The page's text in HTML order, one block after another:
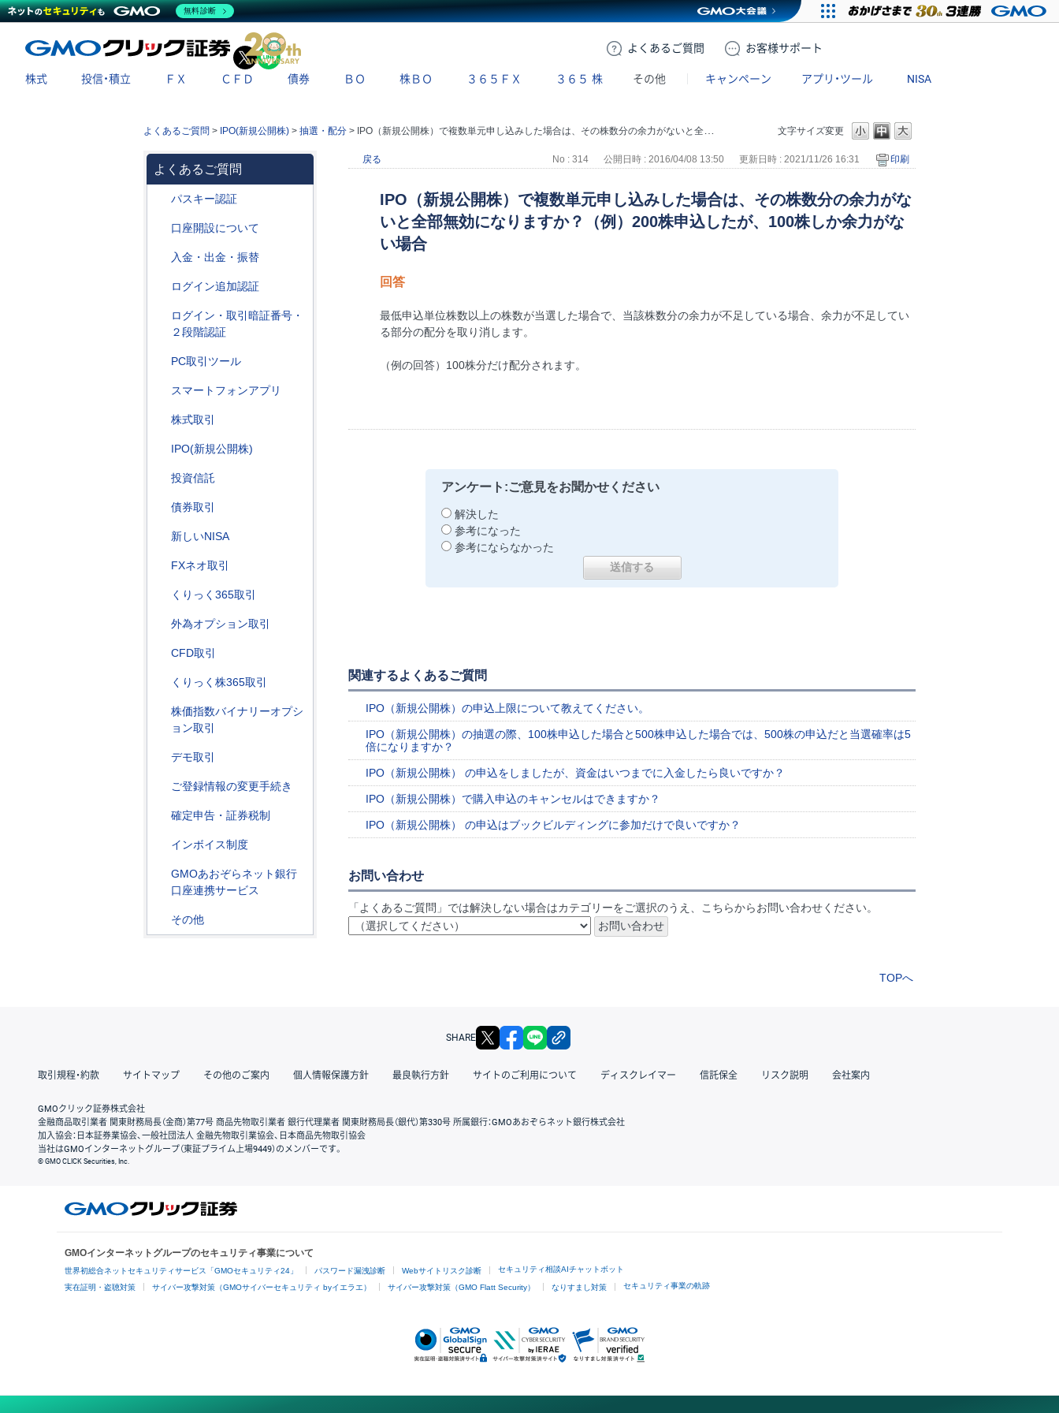
よくある ご質問 お客様サポート
X
株式 投信・積立 ＦＸ ＣＦＤ 債券 ＢＯ 株ＢＯ ３６５ＦＸ ３６５ 株 その他 キャンペーン アプリ・ツール NISA
文字サイズ変更
よくあるご質問 > IPO(新規公開株) > 抽選・配分 > IPO（新規公開株）で複数単元申し込みした場合は、その株数分の余力がないと全部無効になりますか？（例）200株申込したが、100株しか余力がない場合
よくあるご質問
パスキー認証
口座開設について
入金・出金・振替
ログイン追加認証
ログイン・取引暗証番号・
２段階認証
PC取引ツール
スマートフォンアプリ
株式取引
IPO(新規公開株)
投資信託
債券取引
新しいNISA
FXネオ取引
くりっく365取引
外為オプション取引
CFD取引
くりっく株365取引
株価指数バイナリーオプシ
ョン取引
デモ取引
ご登録情報の変更手続き
確定申告・証券税制
インボイス制度
GMOあおぞらネット銀行
口座連携サービス
その他
戻る No : 314 公開日時 : 2016/04/08 13:50 更新日時 : 2021/11/26 16:31 印刷
IPO（新規公開株）で複数単元申し込みした場合は、その株数分の余力がな
いと全部無効になりますか？（例）200株申込したが、100株しか余力がな
い場合
回答
最低申込単位株数以上の株数が当選した場合で、当該株数分の余力が不足している場合、余力が不足してい
る部分の配分を取り消します。
（例の回答）100株分だけ配分されます。
アンケート:ご意見をお聞かせください
解決した
参考になった
参考にならなかった
関連するよくあるご質問
IPO（新規公開株）の申込上限について教えてください。
IPO（新規公開株）の抽選の際、100株申込した場合と500株申込した場合では、500株の申込だと当選確率は5
倍になりますか？
IPO（新規公開株） の申込をしましたが、資金はいつまでに入金したら良いですか？
IPO（新規公開株）で購入申込のキャンセルはできますか？
IPO（新規公開株） の申込はブックビルディングに参加だけで良いですか？
お問い合わせ
「よくあるご質問」では解決しない場合はカテゴリーをご選択のうえ、こちらからお問い合わせください。
TOPへ
SHARE X facebook
取引規程・約款 サイトマップ その他のご案内 個人情報保護方針 最良執行方針 サイトのご利用について ディスクレイマー 信託保全 リスク説明 会社案内
GMOクリック証券株式会社
金融商品取引業者 関東財務局長（金商）第77号 商品先物取引業者 銀行代理業者 関東財務局長（銀代）第330号 所属銀行：GMOあおぞらネット銀行株式会社
加入協会：日本証券業協会、一般社団法人 金融先物取引業協会、日本商品先物取引協会
当社はGMOインターネットグループ（東証プライム上場9449）のメンバーです。
© GMO CLICK Securities, Inc.
GMOインターネットグループのセキュリティ事業について
世界初総合ネットセキュリティサービス「GMOセキュリティ24」 パスワード漏洩診断 Webサイトリスク診断 セキュリティ相談AIチャットボット
実在証明・盗聴対策 サイバー攻撃対策（GMOサイバーセキュリティ byイエラエ） サイバー攻撃対策（GMO Flatt Security） なりすまし対策 セキュリティ事業の軌跡
無料診断